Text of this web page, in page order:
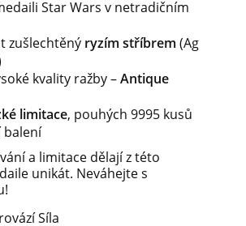
Star Wars v netradičním
zušlechtěný ryzím stříbrem (Ag
kvality ražby –Antique
limitace, pouhých 9995 kusů
balení
a limitace dělají z této
unikát. Neváhejte s
Síla